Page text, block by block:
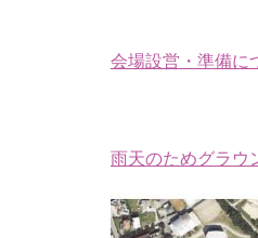
会場設営・準備に
雨天のためグラウ